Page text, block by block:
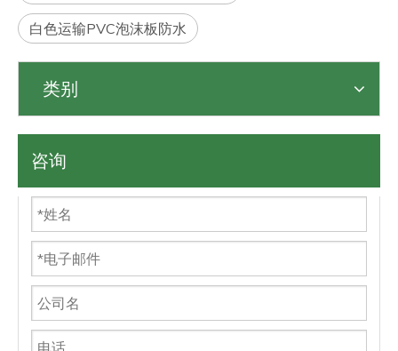
白色运输PVC泡沫板防水
类别
咨询